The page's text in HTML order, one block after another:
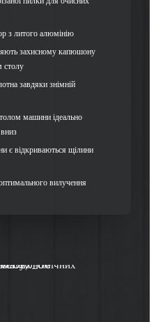
з литого алюмінію
захисному капюшону
столу
завдяки знімній
машини ідеально
є відкриваються щілини
вилучення